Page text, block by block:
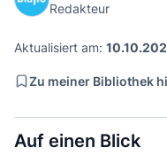
Redakteur
Aktualisiert am:
Zu meiner Bibliothek
Auf einen Blick